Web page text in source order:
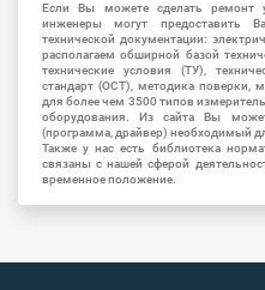
Если Вы можете сделать ремонт
инженеры могут предоставить
технической документации:
располагаем обширной базой
технические условия (ТУ),
стандарт (ОСТ), методика поверки,
для более чем 3500 типов
оборудования. Из сайта Вы
(программа, драйвер) необходимый
Также у нас есть библиотека
связаны с нашей сферой
временное положение.